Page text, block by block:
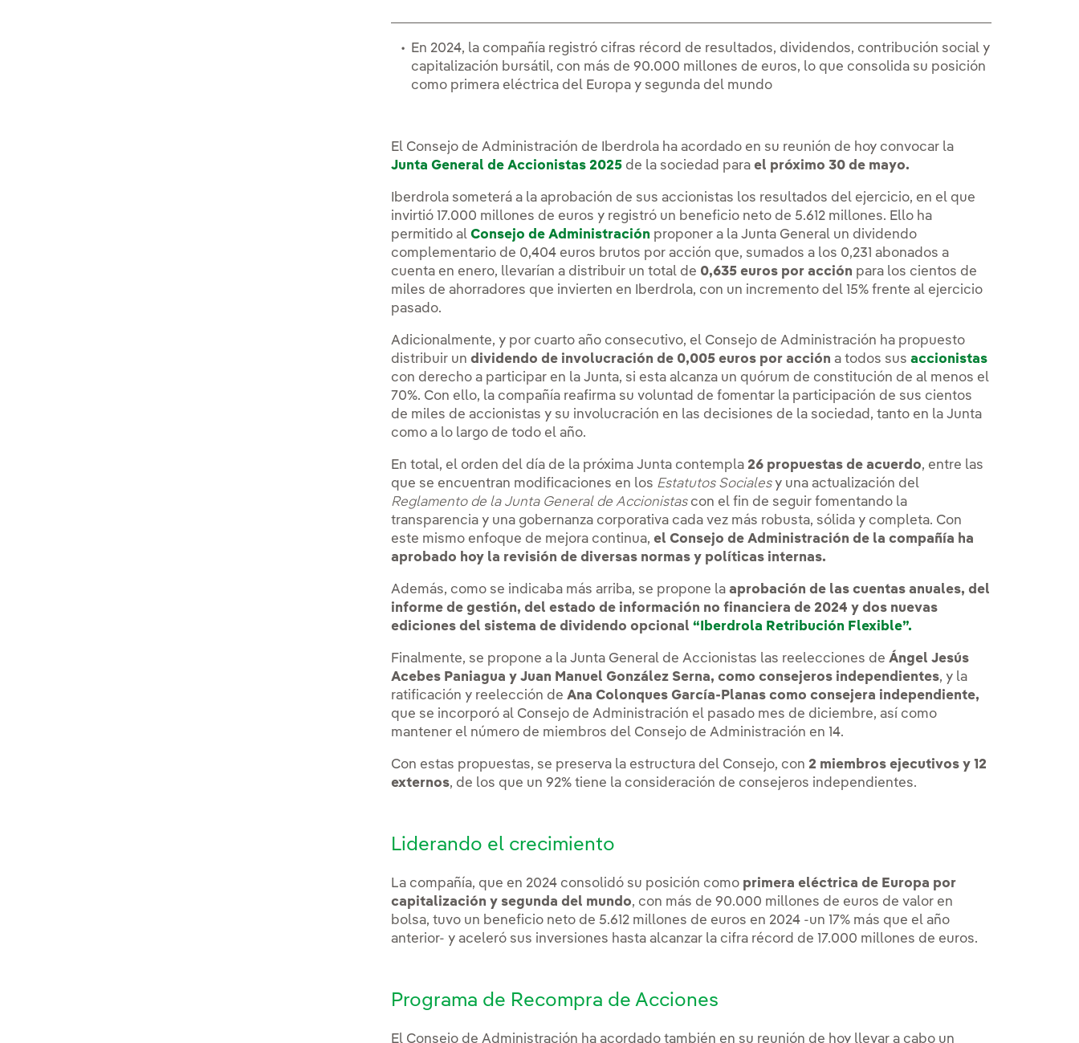
En 2024, la compañía registró cifras récord de resultados, dividendos, contribución social y
capitalización bursátil, con más de 90.000 millones de euros, lo que consolida su posición
como primera eléctrica del Europa y segunda del mundo
El Consejo de Administración de Iberdrola ha acordado en su reunión de hoy convocar la
Junta General de Accionistas 2025 de la sociedad para el próximo 30 de mayo.
Iberdrola someterá a la aprobación de sus accionistas los resultados del ejercicio, en el que
invirtió 17.000 millones de euros y registró un beneficio neto de 5.612 millones. Ello ha
permitido alConsejo de Administración proponer a la Junta General un dividendo
complementario de 0,404 euros brutos por acción que, sumados a los 0,231 abonados a
cuenta en enero, llevarían a distribuir un total de 0,635 euros por acción para los cientos de
miles de ahorradores que invierten en Iberdrola, con un incremento del 15% frente al ejercicio
pasado.
Adicionalmente, y por cuarto año consecutivo, el Consejo de Administración ha propuesto
distribuir undividendo de involucración de 0,005 euros por acción a todos susaccionistas
con derecho a participar en la Junta, si esta alcanza un quórum de constitución de al menos el
70%. Con ello, la compañía reafirma su voluntad de fomentar la participación de sus cientos
de miles de accionistas y su involucración en las decisiones de la sociedad, tanto en la Junta
como a lo largo de todo el año.
En total, el orden del día de la próxima Junta contempla 26 propuestas de acuerdo, entre las
que se encuentran modificaciones en los Estatutos Socialesy una actualización del
Reglamento de la Junta General de Accionistascon el fin de seguir fomentando la
transparencia y una gobernanza corporativa cada vez más robusta, sólida y completa. Con
este mismo enfoque de mejora continua,el Consejo de Administración de la compañía ha
aprobado hoy la revisión de diversas normas y políticas internas.
Además, como se indicaba más arriba, se propone laaprobación de las cuentas anuales, del
informe de gestión, del estado de información no financiera de 2024 y dos nuevas
ediciones del sistema de dividendo opcional “Iberdrola Retribución Flexible”.
Finalmente, se propone a la Junta General de Accionistas las reelecciones deÁngel Jesús
Acebes Paniagua y Juan Manuel González Serna, como consejeros independientes, y la
ratificación y reelección deAna Colonques García-Planas como consejera independiente,
que se incorporó al Consejo de Administración el pasado mes de diciembre, así como
mantener el número de miembros del Consejo de Administración en 14.
Con estas propuestas, se preserva la estructura del Consejo, con 2 miembros ejecutivos y 12
externos, de los que un 92% tiene la consideración de consejeros independientes.
Liderando el crecimiento
La compañía, que en 2024 consolidó su posición como primera eléctrica de Europa por
capitalización y segunda del mundo, con más de 90.000 millones de euros de valor en
bolsa, tuvo un beneficio neto de 5.612 millones de euros en 2024 -un 17% más que el año
anterior- y aceleró sus inversiones hasta alcanzar la cifra récord de 17.000 millones de euros.
Programa de Recompra de Acciones
El Consejo de Administración ha acordado también en su reunión de hoy llevar a cabo un